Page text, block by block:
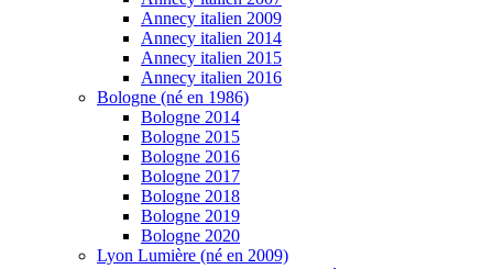
Annecy italien 2009
Annecy italien 2014
Annecy italien 2015
Annecy italien 2016
Bologne (né en 1986)
Bologne 2014
Bologne 2015
Bologne 2016
Bologne 2017
Bologne 2018
Bologne 2019
Bologne 2020
Lyon Lumière (né en 2009)